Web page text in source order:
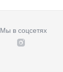
Мы в соцсетях